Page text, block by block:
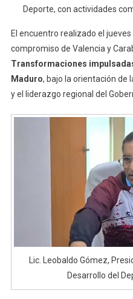
Deporte, con actividades
El encuentro realizado el
compromiso de Valencia y
Transformaciones
Maduro, bajo la orientación de
y el liderazgo regional del
Lic. Leobaldo Gómez,
Desarrollo del